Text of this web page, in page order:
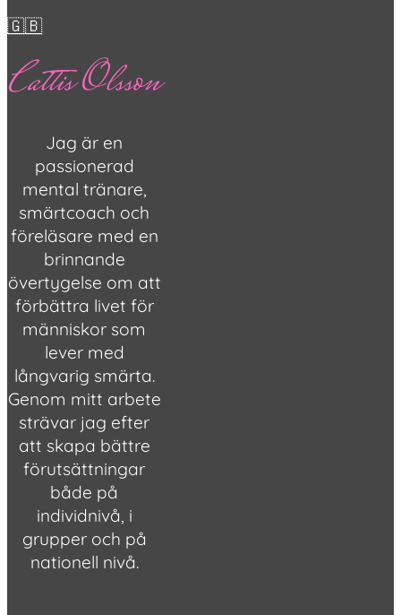
🇬🇧
Cattis Olsson
Jag är en
passionerad
mental tränare,
smärtcoach och
föreläsare med en
brinnande
övertygelse om att
förbättra livet för
människor som
lever med
långvarig smärta.
Genom mitt arbete
strävar jag efter
att skapa bättre
förutsättningar
både på
individnivå, i
grupper och på
nationell nivå.